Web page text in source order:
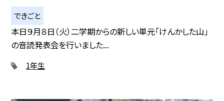
できごと
本日９月８日（火）二学期からの新しい単元「けんかした山」
の音読発表会を行いました...
1年生